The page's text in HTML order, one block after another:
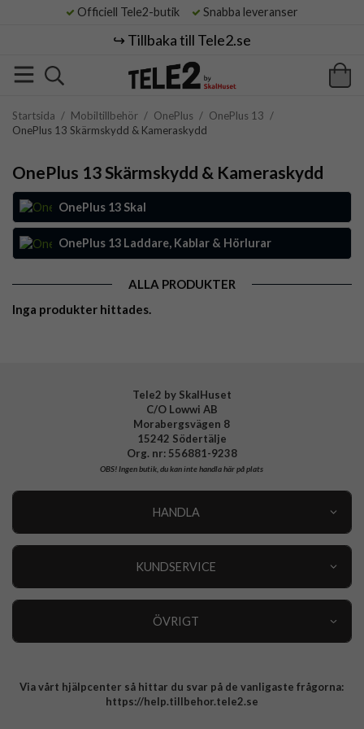
Officiell Tele2-butik Snabba leveranser
↪️ Tillbaka till Tele2.se
Startsida / Mobiltillbehör / OnePlus / OnePlus 13 /
OnePlus 13 Skärmskydd & Kameraskydd
OnePlus 13 Skärmskydd & Kameraskydd
OnePlus 13 Skal
OnePlus 13 Laddare, Kablar & Hörlurar
ALLA PRODUKTER
Inga produkter hittades.
Tele2 by SkalHuset
C/O Lowwi AB
Morabergsvägen 8
15242 Södertälje
Org. nr: 556881-9238
OBS!Ingen butik, du kan inte handla här på plats
HANDLA
KUNDSERVICE
ÖVRIGT
Integritetspolicy
Via vårt hjälpcenter så hittar du svar på de vanligaste frågorna:
https://help.tillbehor.tele2.se